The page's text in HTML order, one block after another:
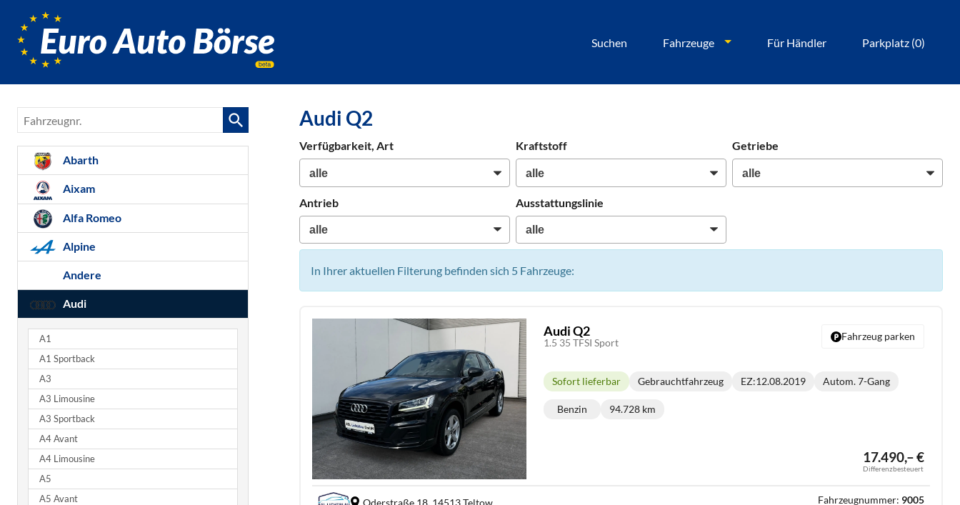
Gebrauchtwagen,
Neuwagen
Suchen Fahrzeuge Für Händler Parkplatz (0)
Audi Q2
Verfügbarkeit, Art Kraftstoff Getriebe
Antrieb Ausstattungslinie
In Ihrer aktuellen Filterung befinden sich 5 Fahrzeuge:
Audi Q2
1.5 35 TFSI Sport
17.490,– €
Differenzbesteuert
Lieferzeit:
Sofort lieferbar Gebrauchtfahrzeug EZ:12.08.2019
Getriebe:
Autom. 7-Gang
Benzin 94.728 km
Fahrzeug parken
Fahrzeugnummer: 9005
Fahrzeugnr.
Abarth
Aixam
Alfa Romeo
Alpine
Andere
Audi
A1
A1 Sportback
A3
A3 Limousine
A3 Sportback
A4 Avant
A4 Limousine
A5
A5 Avant